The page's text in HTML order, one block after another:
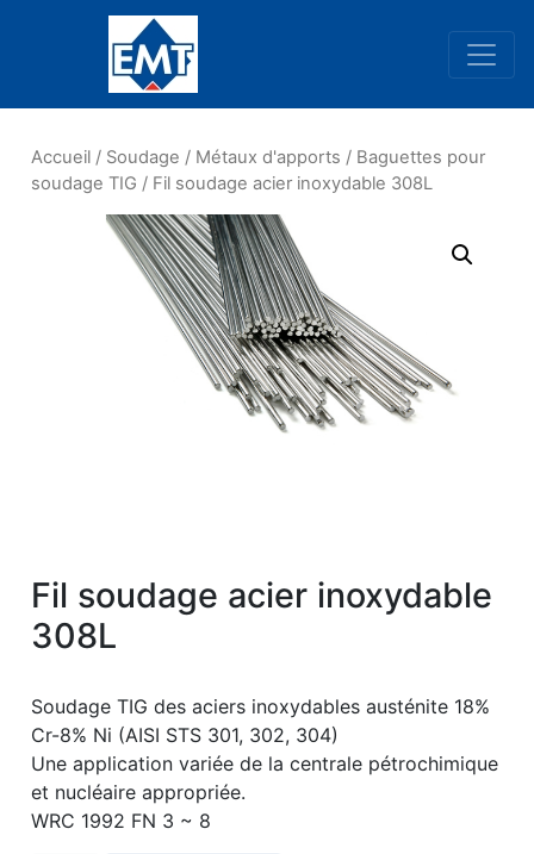
Navigation principale
Accueil / Soudage / Métaux d'apports / Baguettes pour
soudage TIG / Fil soudage acier inoxydable 308L
Fil soudage acier inoxydable
308L
Soudage TIG des aciers inoxydables austénite 18%
Cr-8% Ni (AISI STS 301, 302, 304)
Une application variée de la centrale pétrochimique
et nucléaire appropriée.
WRC 1992 FN 3 ~ 8